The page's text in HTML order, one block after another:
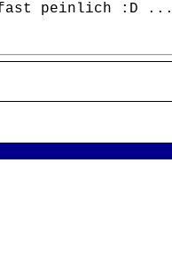
peinlich :D ...